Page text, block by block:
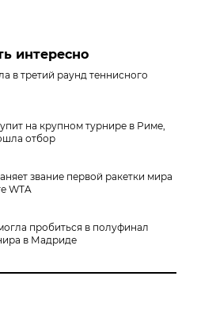
интересно
в третий раунд теннисного
на крупном турнире в Риме,
отбор
звание первой ракетки мира
WTA
пробиться в полуфинал
в Мадриде